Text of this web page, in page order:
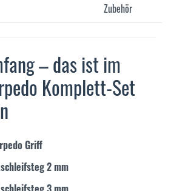
Zubehör
– das ist im
Komplett-Set
Griff
2 mm